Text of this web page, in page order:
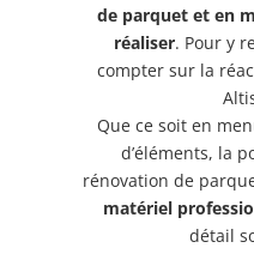
de parquet et en
réaliser. Pour y
compter sur la
Que ce soit en
d’éléments, la
rénovation de
matériel
détail